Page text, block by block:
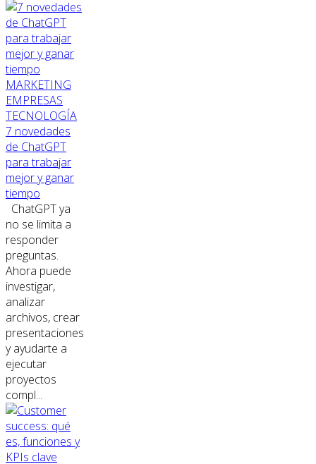
MARKETING
EMPRESAS
TECNOLOGÍA
7 novedades
de ChatGPT
para trabajar
mejor y ganar
tiempo
ChatGPT ya
no se limita a
responder
preguntas.
Ahora puede
investigar,
analizar
archivos, crear
presentaciones
y ayudarte a
ejecutar
proyectos
compl...